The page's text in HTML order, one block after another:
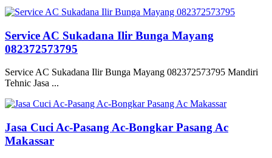
Service AC Sukadana Ilir Bunga Mayang
082372573795
Service AC Sukadana Ilir Bunga Mayang 082372573795 Mandiri
Tehnic Jasa ...
Jasa Cuci Ac-Pasang Ac-Bongkar Pasang Ac
Makassar